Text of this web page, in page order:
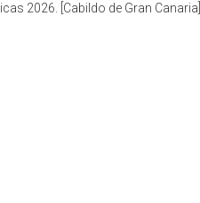
2026. [Cabildo de Gran Canaria]